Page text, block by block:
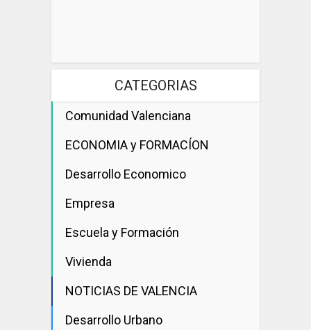
CATEGORIAS
Comunidad Valenciana
ECONOMIA y FORMACÍON
Desarrollo Economico
Empresa
Escuela y Formación
Vivienda
NOTICIAS DE VALENCIA
Desarrollo Urbano